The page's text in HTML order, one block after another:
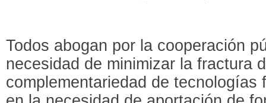
Todos abogan por la cooperación
necesidad de minimizar la fractura
complementariedad de tecnologías